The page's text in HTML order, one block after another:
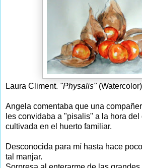
Laura Climent. "Physalis"
Angela comentaba que una
les convidaba a "pisalis" a la hora
cultivada en el huerto familiar.
Desconocida para mí hasta hace
tal manjar.